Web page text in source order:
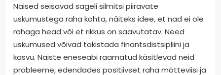
Naised seisavad sageli silmitsi piiravate
uskumustega raha kohta, näiteks idee, et nad ei ole
rahaga head või et rikkus on saavutatav. Need
uskumused võivad takistada finantsdistsipliini ja
kasvu. Naiste eneseabi raamatud käsitlevad neid
probleeme, edendades positiivset raha mõtteviisi ja